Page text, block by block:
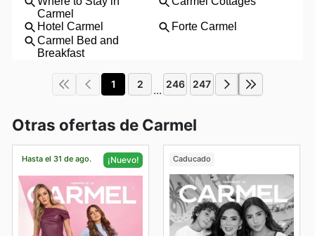
1 2 ... 246 247
Otras ofertas de Carmel
Hasta el 31 de ago. ¡Nuevo! Caducado